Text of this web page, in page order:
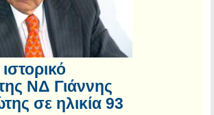
ΝΔ Γιάννης
σε ηλικία 93